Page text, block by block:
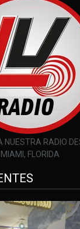
NUESTRA RADIO
MIAMI, FLORIDA